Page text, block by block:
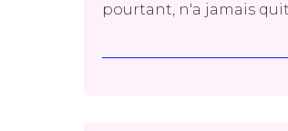
pourtant, n'a jamais